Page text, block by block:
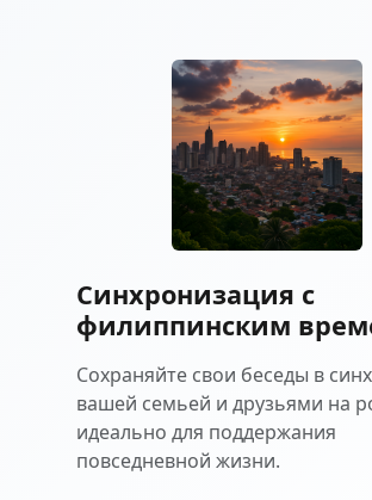
Синхронизация с
филиппинским
Сохраняйте свои беседы в
вашей семьей и друзьями на
идеально для поддержания
повседневной жизни.